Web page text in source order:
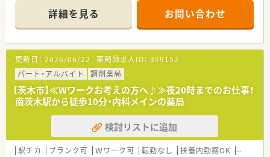
つけ提供できるか」そのために近隣の医療クリニックと手を取り
合い、医療に関するさまざまな情報を扱うことで地域の皆さまの
健康をあらゆる面からサポートできる体制を整えています。
■従業員が働きやすい環境を全力でサポートしてくれる社風で
す。年齢層は30～50代、優しいアットホームな雰囲気の店舗ば
かりです！
■代表は50代の女性。各店舗にもよくお顔を出され、現場想いで
人気の社長様です！
＼ コンサルタントおすすめポイント★ ／
■長期就業されている方が多く、主婦層のスタッフさんが助け合
いながらお仕事をされています♪助け合いの精神が行き届いた
薬局！
■「一人に無理をさせず、全員で協力しよう！」という代表の強い
詳細を見る お問い合わせ
更新日： 2026/06/22 薬剤師求人ID： 399152
パート・アルバイト
調剤薬局
【茨木市】≪Wワークお考えの方へ♪≫夜20時までのお仕事！
南茨木駅から徒歩10分・内科メインの薬局
検討リストに追加
駅チカ ブランク可 Ｗワーク可 転勤なし 扶養内勤務OK 教育制